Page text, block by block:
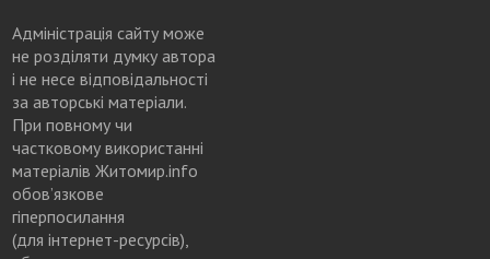
Адміністрація сайту може
не розділяти думку автора
і не несе відповідальності
за авторські матеріали.
При повному чи
частковому використанні
матеріалів Житомир.info
обов’язкове
гіперпосилання
(для інтернет-ресурсів),